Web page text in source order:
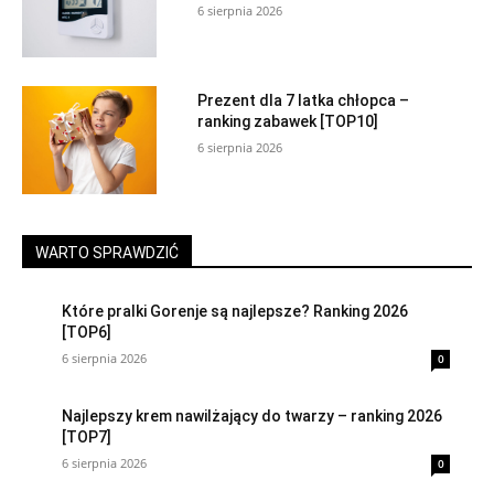
6 sierpnia 2026
Prezent dla 7 latka chłopca –
ranking zabawek [TOP10]
6 sierpnia 2026
WARTO SPRAWDZIĆ
Które pralki Gorenje są najlepsze? Ranking 2026
[TOP6]
6 sierpnia 2026 0
Najlepszy krem nawilżający do twarzy – ranking 2026
[TOP7]
6 sierpnia 2026 0